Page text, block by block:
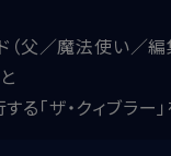
（父／魔法使い／編
る「ザ・クィブラー